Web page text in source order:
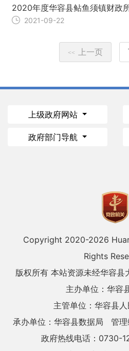
2020年度华容县鲇鱼须镇财政
2021-09-22
<< 上一页
上级政府网站
政府部门导航
Copyright 2020-2026
Rights
版权所有 本站资源未经华容县
主办单位：华容
主管单位：华容县
承办单位：华容县数据局
管
政府热线电话：0730-